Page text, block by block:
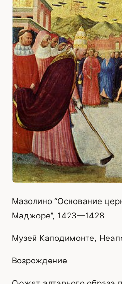
Мазолино “Основание
Маджоре”, 1423—1428
Музей Каподимонте,
Возрождение